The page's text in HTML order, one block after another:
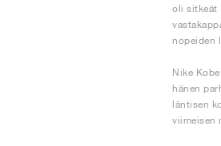
oli sitkeät
nopeiden
Nike
hänen
läntisen
viimeisen